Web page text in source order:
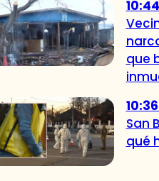
10:44
que
10:36
San
qué